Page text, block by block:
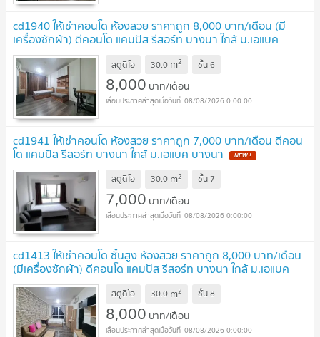
cd1940 ให้เช่าคอนโด ห้องสวย ราคาถูก 8,000 บาท/เดือน (มี
เครื่องซักผ้า) ดีคอนโด แคมปัส รีสอร์ท บางนา ใกล้ ม.เอแบค
บางนา
สตูดิโอ 30.0 m2 ชั้น6
8,000 บาท/เดือน
08/08/2026 0:00:00
cd1941 ให้เช่าคอนโด ห้องสวย ราคาถูก 7,000 บาท/เดือน ดีคอน
โด แคมปัส รีสอร์ท บางนา ใกล้ ม.เอแบค บางนา
สตูดิโอ 30.0 m2 ชั้น 7
7,000 บาท/เดือน
08/08/2026 0:00:00
cd1413 ให้เช่าคอนโด ชั้นสูง ห้องสวย ราคาถูก 8,000 บาท/เดือน
(มีเครื่องซักผ้า) ดีคอนโด แคมปัส รีสอร์ท บางนา ใกล้ ม.เอแบค
บางนา
สตูดิโอ 30.0 m2 ชั้น8
8,000 บาท/เดือน
08/08/2026 0:00:00